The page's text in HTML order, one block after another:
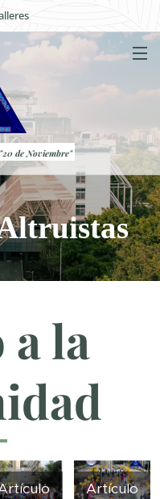
de Noviembre"
a la
Artículo